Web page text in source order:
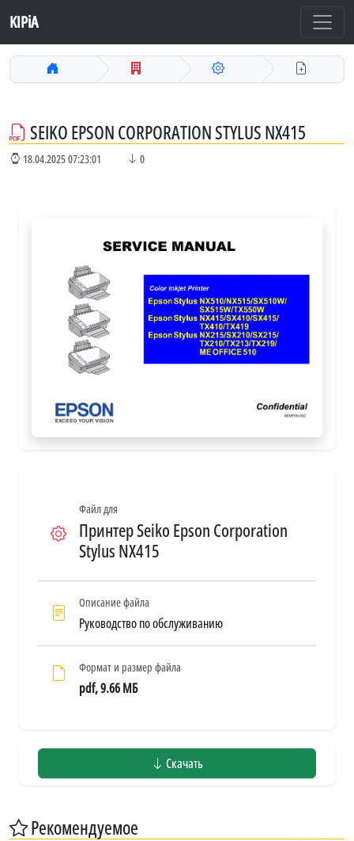
KIPiA
SEIKO EPSON CORPORATION STYLUS NX415
18.04.2025 07:23:01 0
Файл для
Принтер Seiko Epson Corporation
Stylus NX415
Описание файла
Руководство по обслуживанию
Формат и размер файла
pdf, 9.66 МБ
Скачать
Рекомендуемое